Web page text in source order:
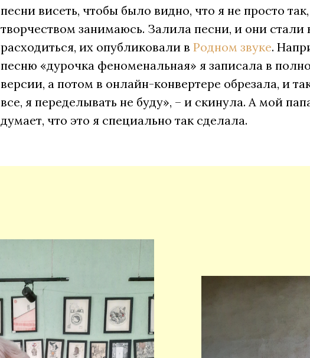
песни висеть, чтобы было видно, что я не просто
творчеством занимаюсь. Залила песни, и они стали
расходиться, их опубликовали в Родном звуке.
песню «дурочка феноменальная» я записала в
версии, а потом в онлайн-конвертере обрезала, и
все, я переделывать не буду», – и скинула. А мой
думает, что это я специально так сделала.